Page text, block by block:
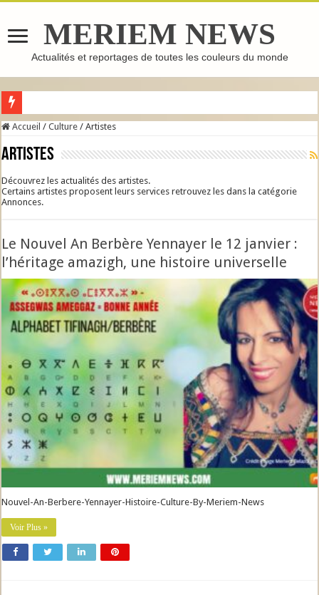
MERIEM NEWS
Actualités et reportages de toutes les couleurs du monde
Accueil / Culture / Artistes
Artistes
Découvrez les actualités des artistes.
Certains artistes proposent leurs services retrouvez les dans la catégorie
Annonces.
Le Nouvel An Berbère Yennayer le 12 janvier :
l’héritage amazigh, une histoire universelle
Nouvel-An-Berbere-Yennayer-Histoire-Culture-By-Meriem-News
Voir Plus »